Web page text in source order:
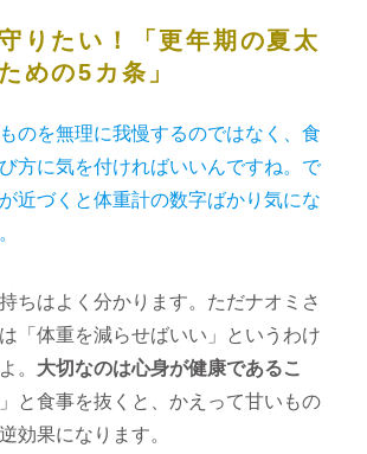
りたい！「更年期の夏太
めの5カ条」
のを無理に我慢するのではなく、食
方に気を付ければいいんですね。で
近づくと体重計の数字ばかり気にな
ちはよく分かります。ただナオミさ
「体重を減らせばいい」というわけ
。 大切なのは心身が健康であるこ
と食事を抜くと、かえって甘いもの
効果になります。